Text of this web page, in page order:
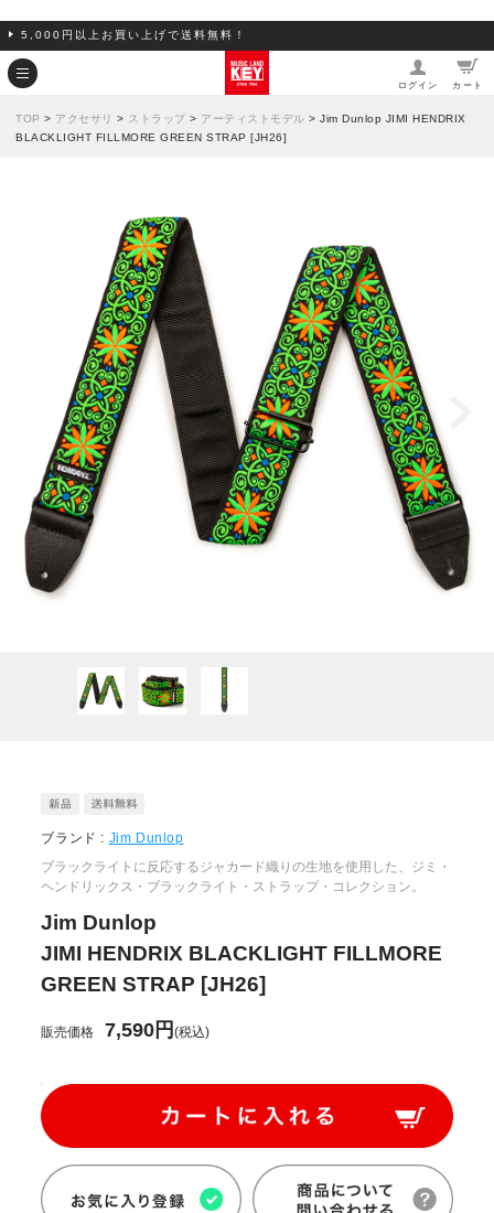
5,000円以上お買い上げで送料無料！
ログイン カート
TOP > アクセサリ > ストラップ > アーティストモデル > Jim Dunlop JIMI HENDRIX
BLACKLIGHT FILLMORE GREEN STRAP [JH26]
ブランド : Jim Dunlop
ブラックライトに反応するジャカード織りの生地を使用した、ジミ・
ヘンドリックス・ブラックライト・ストラップ・コレクション。
Jim Dunlop
JIMI HENDRIX BLACKLIGHT FILLMORE
GREEN STRAP [JH26]
販売価格 7,590円(税込)